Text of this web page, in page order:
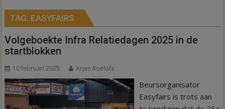
TAG: EASYFAIRS
Volgeboekte Infra Relatiedagen 2025 in de
startblokken
10 februari 2025 Arjen Roelofs
Beursorganisator
Easyfairs is trots aan